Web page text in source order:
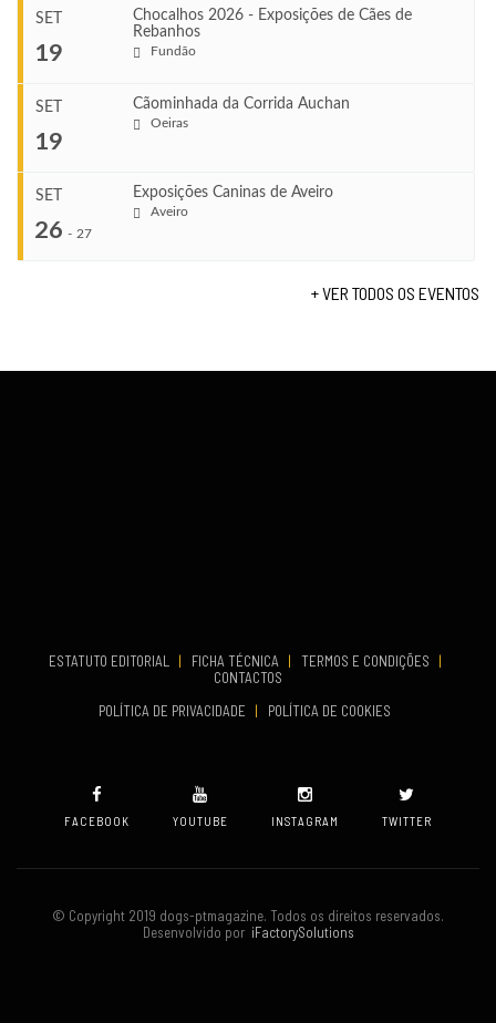
Ago 22, 2026
Ago 23, 2026
VENUE
Set 11, 2026
Set 12, 2026
VENUE
SET
19
Chocalhos 2026 - Exposições de Cães de
Rebanhos
Fundão
Set 19, 2026
SET
19
Cãominhada da Corrida Auchan
Oeiras
SET
26 - 27
Exposições Caninas de Aveiro
Aveiro
+ VER TODOS OS EVENTOS
ESTATUTO EDITORIAL | FICHA TÉCNICA | TERMOS E CONDIÇÕES
|
CONTACTOS
POLÍTICA DE PRIVACIDADE
| POLÍTICA DE COOKIES
FACEBOOK YOUTUBE INSTAGRAM TWITTER
© Copyright 2019 dogs-ptmagazine. Todos os direitos reservados.
Desenvolvido poriFactorySolutions